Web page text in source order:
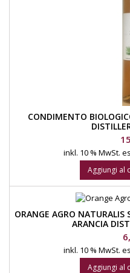
CONDIMENTO
inkl. 10 % MwSt.
Aggiungi al
ORANGE AGRO
ARANCIA
inkl. 10 % MwSt.
Aggiungi al